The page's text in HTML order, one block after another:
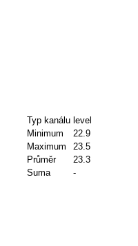
Typ kanálu level
Minimum
22.9
Maximum
23.5
Průměr
23.3
Suma
-